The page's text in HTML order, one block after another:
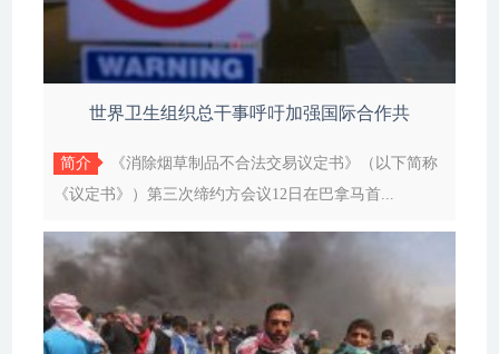
世界卫生组织总干事呼吁加强国际合作共
简介
《消除烟草制品不合法交易议定书》（以下简称
《议定书》）第三次缔约方会议12日在巴拿马首...